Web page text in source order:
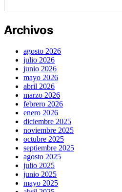
Archivos
agosto 2026
julio 2026
junio 2026
mayo 2026
abril 2026
marzo 2026
febrero 2026
enero 2026
diciembre 2025
noviembre 2025
octubre 2025
septiembre 2025
agosto 2025
julio 2025
junio 2025
mayo 2025